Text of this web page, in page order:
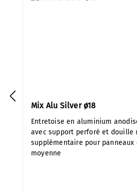
Mix Alu Silver ø18
Entretoise en aluminium
avec support perforé et douille
supplémentaire pour panneaux
moyenne